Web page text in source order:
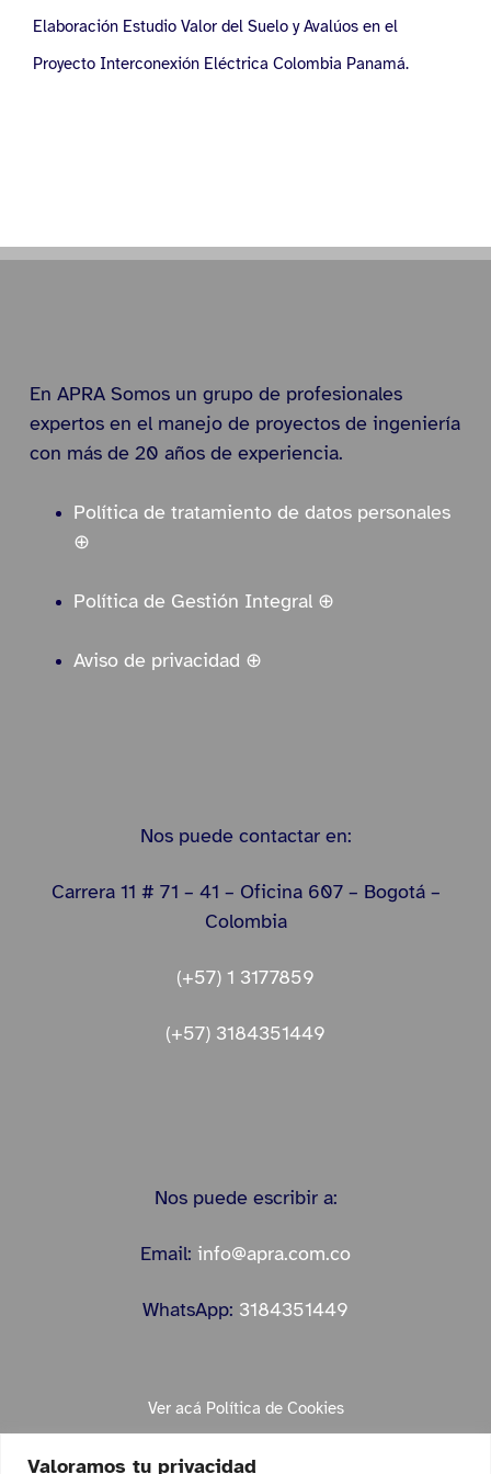
Valoramos tu privacidad
Elaboración Estudio Valor del Suelo y Avalúos en el
Proyecto Interconexión Eléctrica Colombia Panamá.
En APRA Somos un grupo de profesionales
expertos en el manejo de proyectos de ingeniería
con más de 20 años de experiencia.
Política de tratamiento de datos personales
⊕
Política de Gestión Integral ⊕
Aviso de privacidad ⊕
Nos puede contactar en:
Carrera 11 # 71 – 41 – Oficina 607 – Bogotá –
Colombia
(+57) 1 3177859
(+57) 3184351449
Nos puede escribir a:
Email: info@apra.com.co
WhatsApp: 3184351449
Ver acá Política de Cookies